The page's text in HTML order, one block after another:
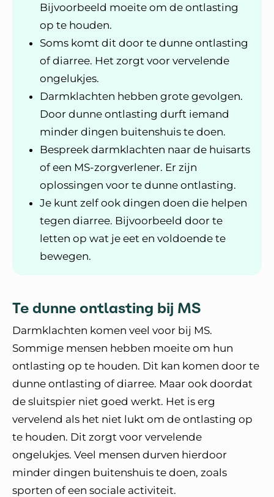
Bijvoorbeeld moeite om de ontlasting
op te houden.
Soms komt dit door te dunne ontlasting
of diarree. Het zorgt voor vervelende
ongelukjes.
Darmklachten hebben grote gevolgen.
Door dunne ontlasting durft iemand
minder dingen buitenshuis te doen.
Bespreek darmklachten naar de huisarts
of een MS-zorgverlener. Er zijn
oplossingen voor te dunne ontlasting.
Je kunt zelf ook dingen doen die helpen
tegen diarree. Bijvoorbeeld door te
letten op wat je eet en voldoende te
bewegen.
Te dunne ontlasting bij MS
Darmklachten komen veel voor bij MS.
Sommige mensen hebben moeite om hun
ontlasting op te houden. Dit kan komen door te
dunne ontlasting of diarree. Maar ook doordat
de sluitspier niet goed werkt. Het is erg
vervelend als het niet lukt om de ontlasting op
te houden. Dit zorgt voor vervelende
ongelukjes. Veel mensen durven hierdoor
minder dingen buitenshuis te doen, zoals
sporten of een sociale activiteit.